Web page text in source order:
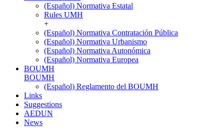
(Español) Normativa Estatal
Rules UMH
+
(Español) Normativa Contratación Pública
(Español) Normativa Urbanismo
(Español) Normativa Autonómica
(Español) Normativa Europea
BOUMH
BOUMH
(Español) Reglamento del BOUMH
Links
Suggestions
AEDUN
News